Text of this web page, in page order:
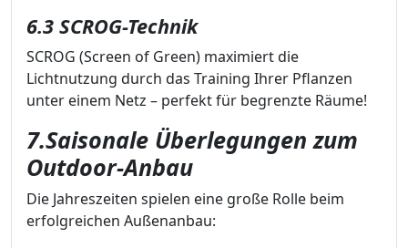
6.3 SCROG-Technik
SCROG (Screen of Green) maximiert die
Lichtnutzung durch das Training Ihrer Pflanzen
unter einem Netz – perfekt für begrenzte Räume!
7.Saisonale Überlegungen zum
Outdoor-Anbau
Die Jahreszeiten spielen eine große Rolle beim
erfolgreichen Außenanbau: